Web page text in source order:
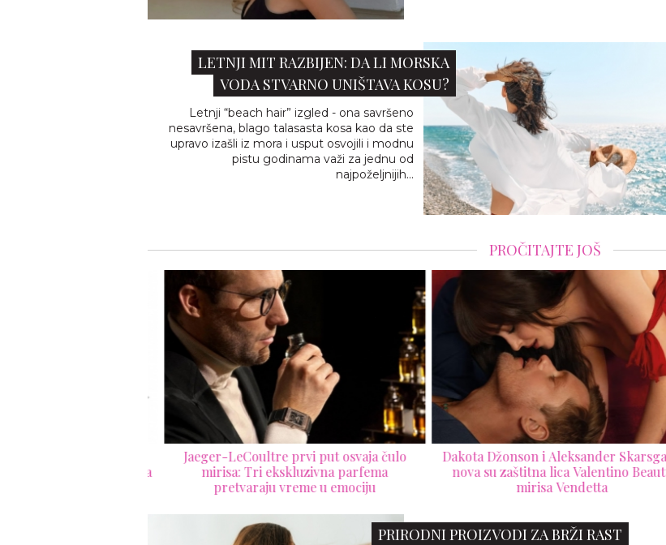
LETNJI MIT RAZBIJEN: DA LI MORSKA
VODA STVARNO UNIŠTAVA KOSU?
Letnji “beach hair” izgled - ona savršeno
nesavršena, blago talasasta kosa kao da ste
upravo izašli iz mora i usput osvojili i modnu
pistu godinama važi za jednu od
najpoželjnijih...
PROČITAJTE JOŠ
Jaeger-LeCoultre prvi put osvaja čulo
mirisa: Tri ekskluzivna parfema
pretvaraju vreme u emociju
Dakota Džonson i Aleksander Skarsgard
nova su zaštitna lica Valentino Beauty
mirisa Vendetta
PRIRODNI PROIZVODI ZA BRŽI RAST